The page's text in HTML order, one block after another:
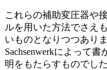
これらの補助変圧器や
ルを用いた方法でさえ
いものとなりつつあり
Sachsenwerkによって
明をもたらすものでし